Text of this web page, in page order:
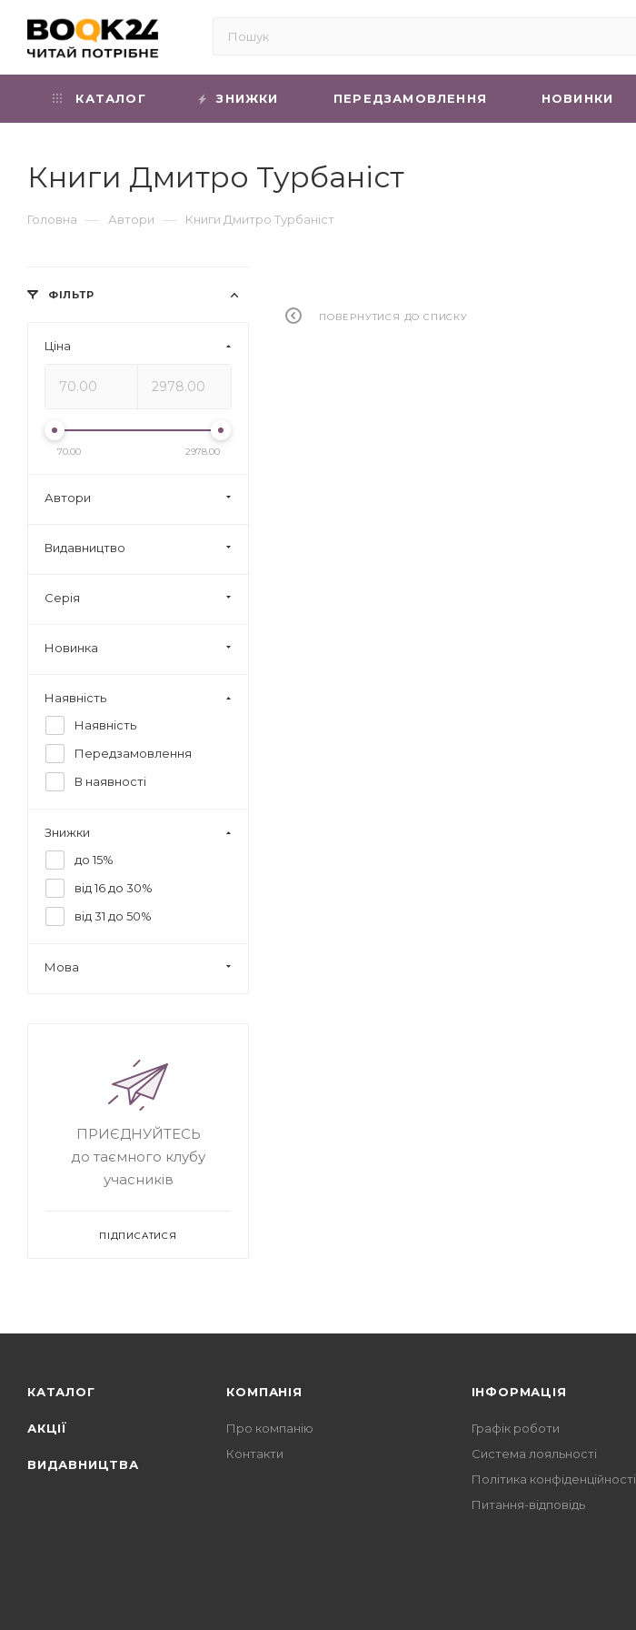
КАТАЛОГ ЗНИЖКИ ПЕРЕДЗАМОВЛЕННЯ НОВИНКИ
Книги Дмитро Турбаніст
Головна — Автори — Книги Дмитро Турбаніст
ПОВЕРНУТИСЯ ДО СПИСКУ
ФІЛЬТР
Ціна
70.00 2978.00
Автори
Видавництво
Серія
Новинка
Наявність
Наявність
Передзамовлення
В наявності
Знижки
до 15%
від 16 до 30%
від 31 до 50%
Мова
ПРИЄДНУЙТЕСЬ
до таємного клубу
учасників
ПІДПИСАТИСЯ
КАТАЛОГ
АКЦІЇ
ВИДАВНИЦТВА
КОМПАНІЯ
Про компанію
Контакти
ІНФОРМАЦІЯ
Графік роботи
Система лояльності
Політика конфіденційності
Питання-відповідь